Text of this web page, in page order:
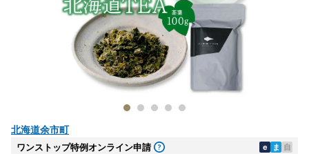
北海道余市町
ワンストップ特例オンライン申請 e ま 自